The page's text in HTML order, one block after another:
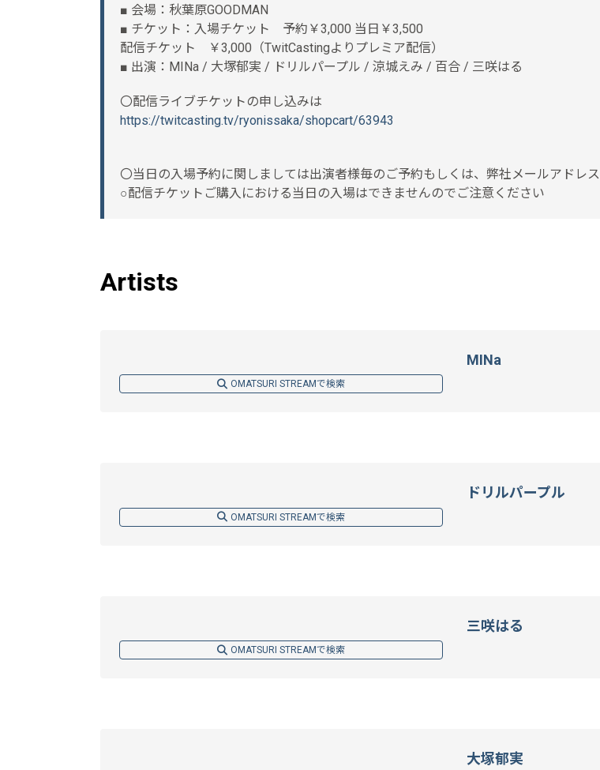
■ 会場：秋葉原GOODMAN
■ チケット：入場チケット 予約￥3,000 当日￥3,500
配信チケット ￥3,000（TwitCastingよりプレミア配信）
■ 出演：MINa / 大塚郁実 / ドリルパープル / 涼城えみ / 百合 / 三咲はる
〇配信ライブチケットの申し込みは
https://twitcasting.tv/ryonissaka/shopcart/63943
〇当日の入場予約に関しましては出演者様毎のご予約もしくは、弊社メールアドレス
○配信チケットご購入における当日の入場はできませんのでご注意ください
Artists
OMATSURI STREAMで検索
MINa
OMATSURI STREAMで検索
ドリルパープル
OMATSURI STREAMで検索
三咲はる
大塚郁実